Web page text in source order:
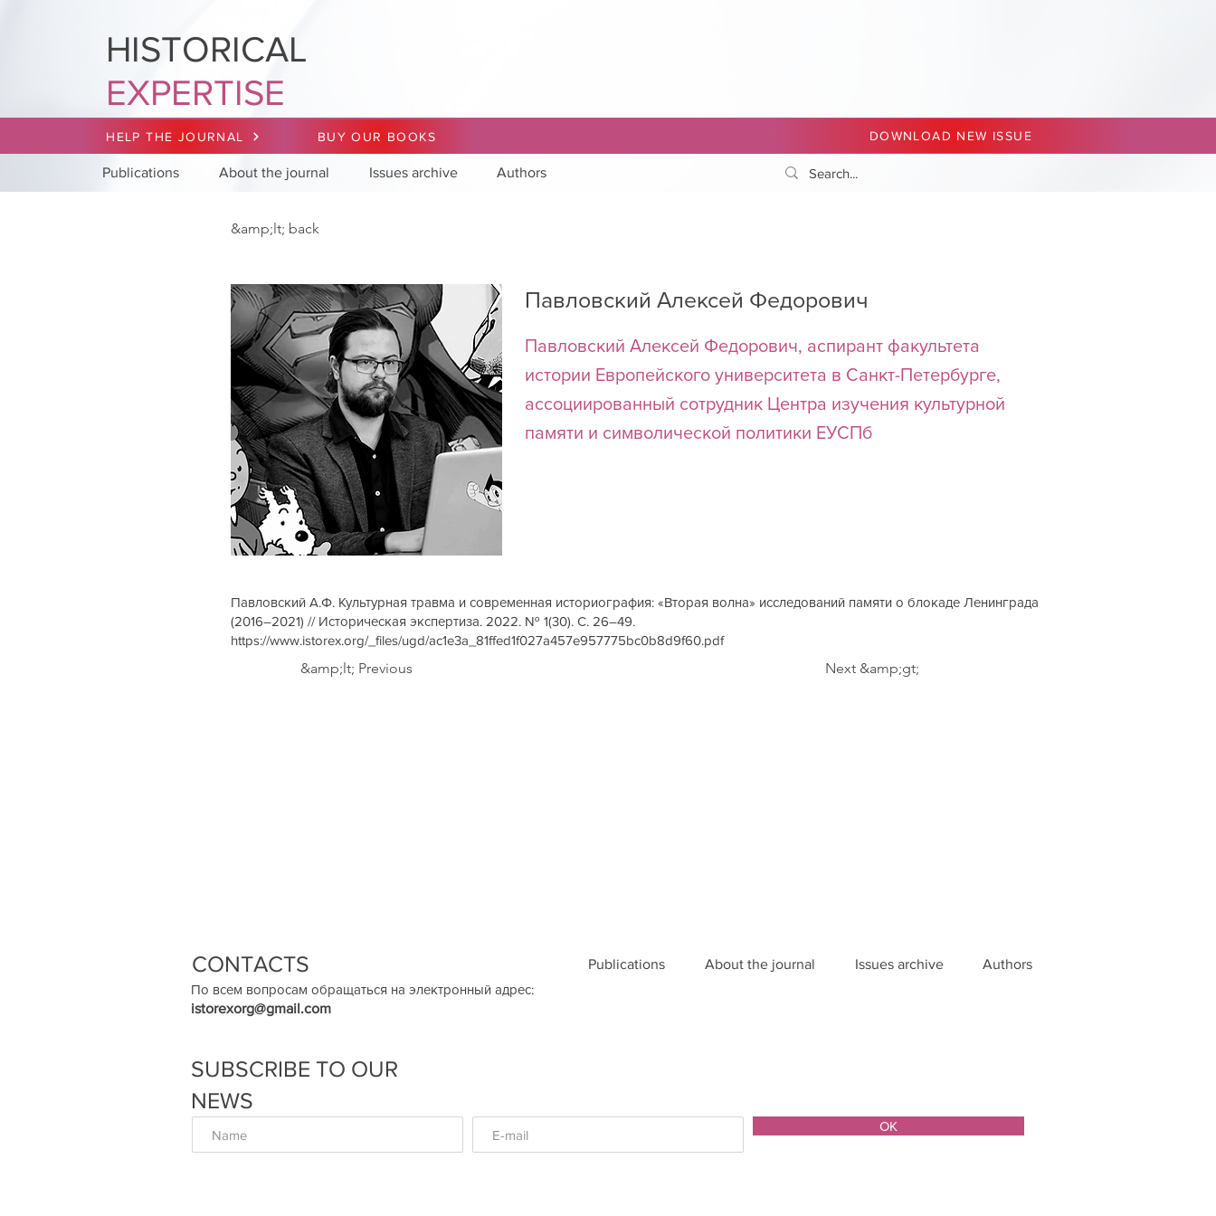
HISTORICAL
EXPERTISE
HELP THE JOURNAL BUY OUR BOOKS
Publications About the journal Issues archive Authors
DOWNLOAD NEW ISSUE
&amp;lt; back
Павловский Алексей Федорович
Павловский Алексей Федорович, аспирант факультета
истории Европейского университета в Санкт-Петербурге,
ассоциированный сотрудник Центра изучения культурной
памяти и символической политики ЕУСПб
Павловский А.Ф. Культурная травма и современная историография: «Вторая волна» исследований памяти о блокаде Ленинграда
(2016–2021) // Историческая экспертиза. 2022. № 1(30). С. 26–49.
https://www.istorex.org/_files/ugd/ac1e3a_81ffed1f027a457e957775bc0b8d9f60.pdf
&amp;lt; Previous Next &amp;gt;
CONTACTS Publications About the journal Issues archive
Authors
По всем вопросам обращаться на электронный адрес:
istorexorg@gmail.com
SUBSCRIBE TO OUR
NEWS
ОК